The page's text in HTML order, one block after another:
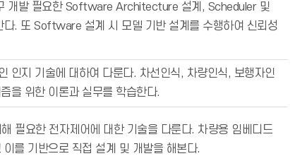
개발 필요한 Software Architecture 설계, Scheduler 및
. 또 Software 설계 시 모델 기반 설계를 수행하여 신뢰성
인지 기술에 대하여 다룬다. 차선인식, 차량인식, 보행자인
을 위한 이론과 실무를 학습한다.
필요한 전자제어에 대한 기술을 다룬다. 차량용 임베디드
를 기반으로 직접 설계 및 개발을 해본다.